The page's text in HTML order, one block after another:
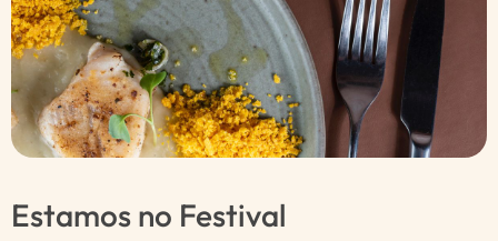
Estamos no Festival